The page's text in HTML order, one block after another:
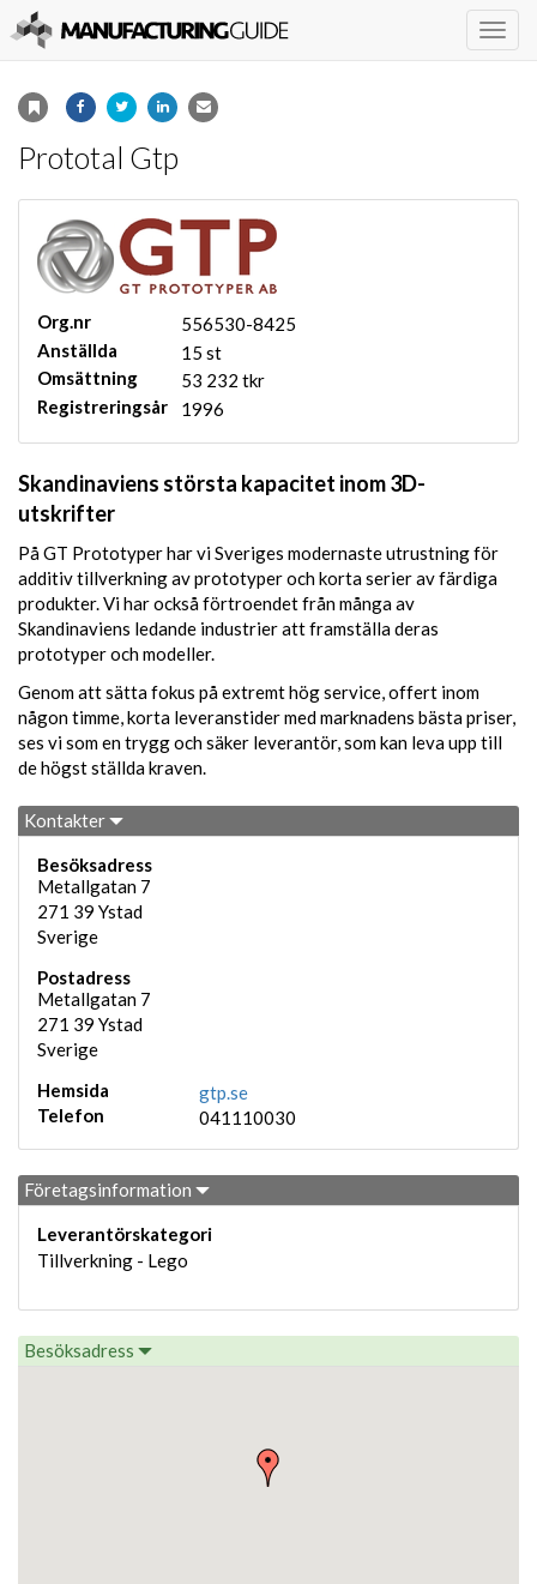
Prototal Gtp
Org.nr
556530-8425
Anställda
15 st
Omsättning
53 232 tkr
Registreringsår
1996
Skandinaviens största kapacitet inom 3D-
utskrifter
På GT Prototyper har vi Sveriges modernaste utrustning för
additiv tillverkning av prototyper och korta serier av färdiga
produkter. Vi har också förtroendet från många av
Skandinaviens ledande industrier att framställa deras
prototyper och modeller.
Genom att sätta fokus på extremt hög service, offert inom
någon timme, korta leveranstider med marknadens bästa priser,
ses vi som en trygg och säker leverantör, som kan leva upp till
de högst ställda kraven.
Kontakter
Besöksadress
Metallgatan 7
271 39 Ystad
Sverige
Postadress
Metallgatan 7
271 39 Ystad
Sverige
Hemsida
gtp.se
Telefon
041110030
Företagsinformation
Leverantörskategori
Tillverkning - Lego
Besöksadress